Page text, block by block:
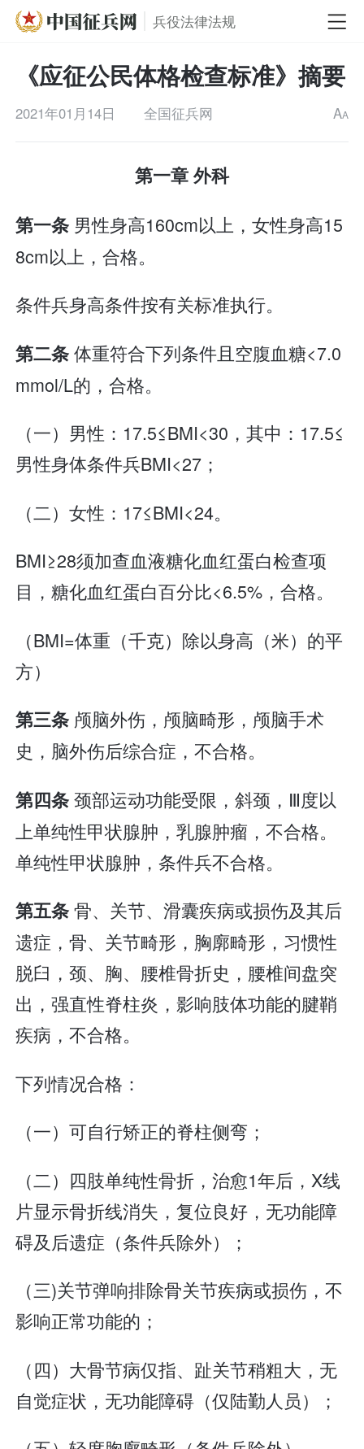
兵役法律法规
《应征公民体格检查标准》摘要
2021年01月14日 全国征兵网 AA
第一章 外科
第一条 男性身高160cm以上，女性身高15
8cm以上，合格。
条件兵身高条件按有关标准执行。
第二条体重符合下列条件且空腹血糖<7.0
mmol/L的，合格。
（一）男性：17.5≤BMI<30，其中：17.5≤
男性身体条件兵BMI<27；
（二）女性：17≤BMI<24。
BMI≥28须加查血液糖化血红蛋白检查项
目，糖化血红蛋白百分比<6.5%，合格。
（BMI=体重（千克）除以身高（米）的平
方）
第三条 颅脑外伤，颅脑畸形，颅脑手术
史，脑外伤后综合症，不合格。
第四条颈部运动功能受限，斜颈，Ⅲ度以
上单纯性甲状腺肿，乳腺肿瘤，不合格。
单纯性甲状腺肿，条件兵不合格。
第五条骨、关节、滑囊疾病或损伤及其后
遗症，骨、关节畸形，胸廓畸形，习惯性
脱臼，颈、胸、腰椎骨折史，腰椎间盘突
出，强直性脊柱炎，影响肢体功能的腱鞘
疾病，不合格。
下列情况合格：
（一）可自行矫正的脊柱侧弯；
（二）四肢单纯性骨折，治愈1年后，X线
片显示骨折线消失，复位良好，无功能障
碍及后遗症（条件兵除外）；
（三)关节弹响排除骨关节疾病或损伤，不
影响正常功能的；
（四）大骨节病仅指、趾关节稍粗大，无
自觉症状，无功能障碍（仅陆勤人员）；